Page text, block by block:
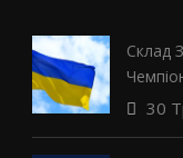
Склад
30